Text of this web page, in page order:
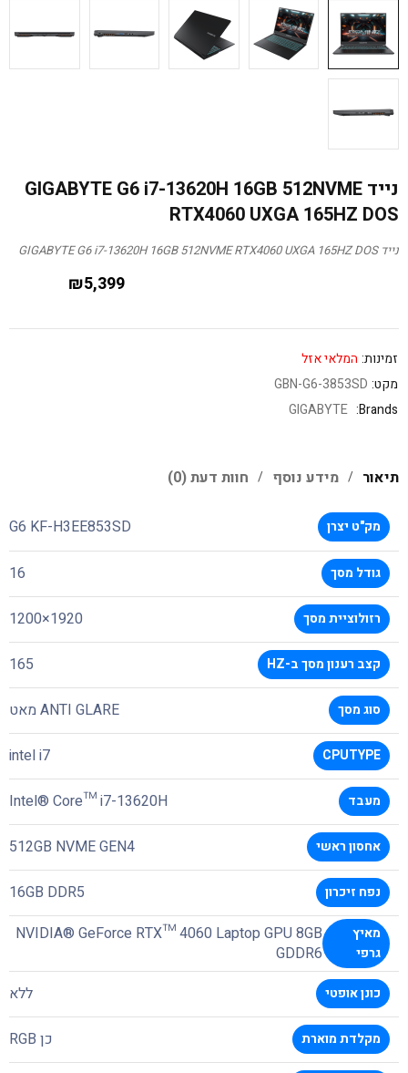
נייד GIGABYTE G6 i7-13620H 16GB 512NVME
RTX4060 UXGA 165HZ DOS
נייד GIGABYTE G6 i7-13620H 16GB 512NVME RTX4060 UXGA 165HZ DOS
₪5,399
זמינות: המלאי אזל
מקט: GBN-G6-3853SD
Brands:
GIGABYTE
תיאור מידע נוסף חוות דעת (0)
מק"ט יצרן G6 KF-H3EE853SD
גודל מסך 16
רזולוציית מסך 1920×1200
קצב רענון מסך ב-HZ 165
סוג מסך ANTI GLARE מאט
CPUTYPE
intel i7
מעבד Intel® Core™ i7-13620H
אחסון ראשי 512GB NVME GEN4
נפח זיכרון 16GB DDR5
מאיץ
גרפי
NVIDIA® GeForce RTX™ 4060 Laptop GPU 8GB
GDDR6
כונן אופטי ללא
מקלדת מוארת כן RGB